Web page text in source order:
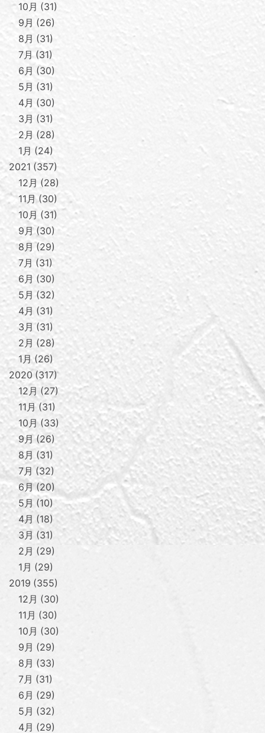
10月
31
9月
26
8月
31
7月 31
6月
30
5月
31
4月
30
3月
31
2月
28
1月
24
2021 357
12月
28
11月
30
10月
31
9月 30
8月
29
7月
31
6月
30
5月
32
4月
31
3月
31
2月
28
1月 26
2020 317
12月
27
11月 31
10月 33
9月 26
8月
31
7月
32
6月 20
5月
10
4月
18
3月
31
2月
29
1月
29
2019 355
12月
30
11月
30
10月
30
9月
29
8月
33
7月
31
6月
29
5月
32
4月
29